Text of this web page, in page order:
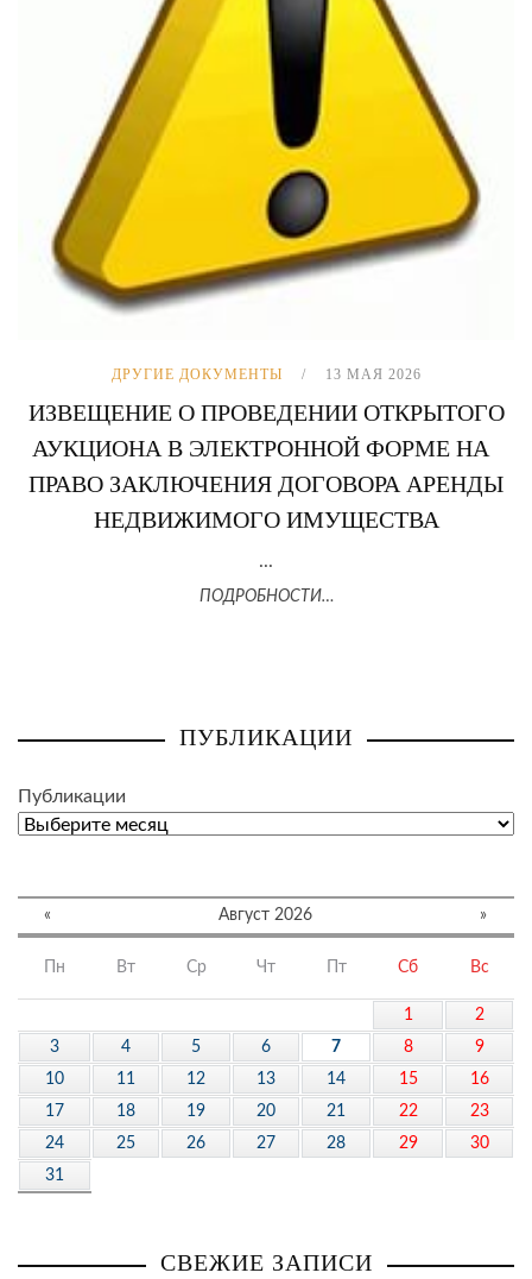
ДРУГИЕ ДОКУМЕНТЫ 13 МАЯ 2026
ИЗВЕЩЕНИЕ О ПРОВЕДЕНИИ ОТКРЫТОГО
АУКЦИОНА В ЭЛЕКТРОННОЙ ФОРМЕ НА
ПРАВО ЗАКЛЮЧЕНИЯ ДОГОВОРА АРЕНДЫ
НЕДВИЖИМОГО ИМУЩЕСТВА
...
ПОДРОБНОСТИ…
ПУБЛИКАЦИИ
Публикации
« Август 2026 »
Пн Вт Ср Чт Пт Сб Вс
1
2
3
4 5 6 7 8
9
10
11 12 13 14 15
16
17
18 19 20 21 22
23
24
25 26 27 28 29
30
31
СВЕЖИЕ ЗАПИСИ